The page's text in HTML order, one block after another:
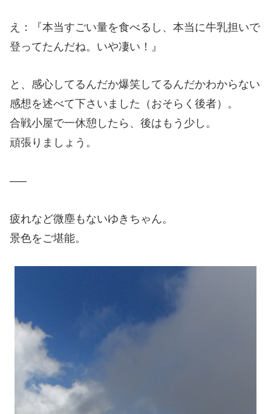
え：『本当すごい量を食べるし、本当に牛乳担いで
登ってたんだね。いや凄い！』
と、感心してるんだか爆笑してるんだかわからない
感想を述べて下さいました（おそらく後者）。
合戦小屋で一休憩したら、後はもう少し。
頑張りましょう。
—–
疲れなど微塵もないゆきちゃん。
景色をご堪能。